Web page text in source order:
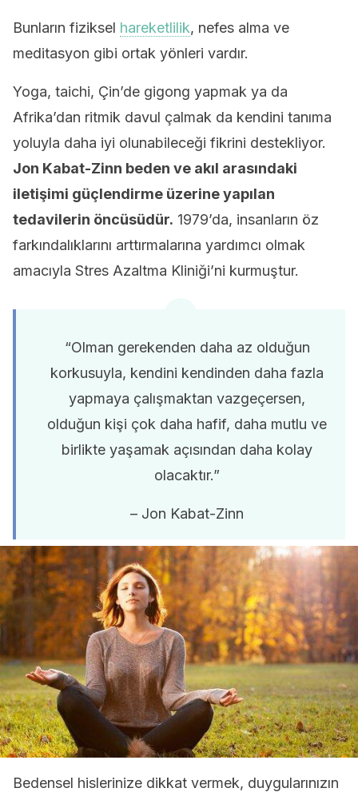
Bunların fiziksel hareketlilik, nefes alma ve
meditasyon gibi ortak yönleri vardır.
Yoga, taichi, Çin’de gigong yapmak ya da
Afrika’dan ritmik davul çalmak da kendini tanıma
yoluyla daha iyi olunabileceği fikrini destekliyor.
Jon Kabat-Zinn beden ve akıl arasındaki
iletişimi güçlendirme üzerine yapılan
tedavilerin öncüsüdür. 1979’da, insanların öz
farkındalıklarını arttırmalarına yardımcı olmak
amacıyla Stres Azaltma Kliniği’ni kurmuştur.
“Olman gerekenden daha az olduğun
korkusuyla, kendini kendinden daha fazla
yapmaya çalışmaktan vazgeçersen,
olduğun kişi çok daha hafif, daha mutlu ve
birlikte yaşamak açısından daha kolay
olacaktır.”
– Jon Kabat-Zinn
Bedensel hislerinize dikkat vermek, duygularınızın